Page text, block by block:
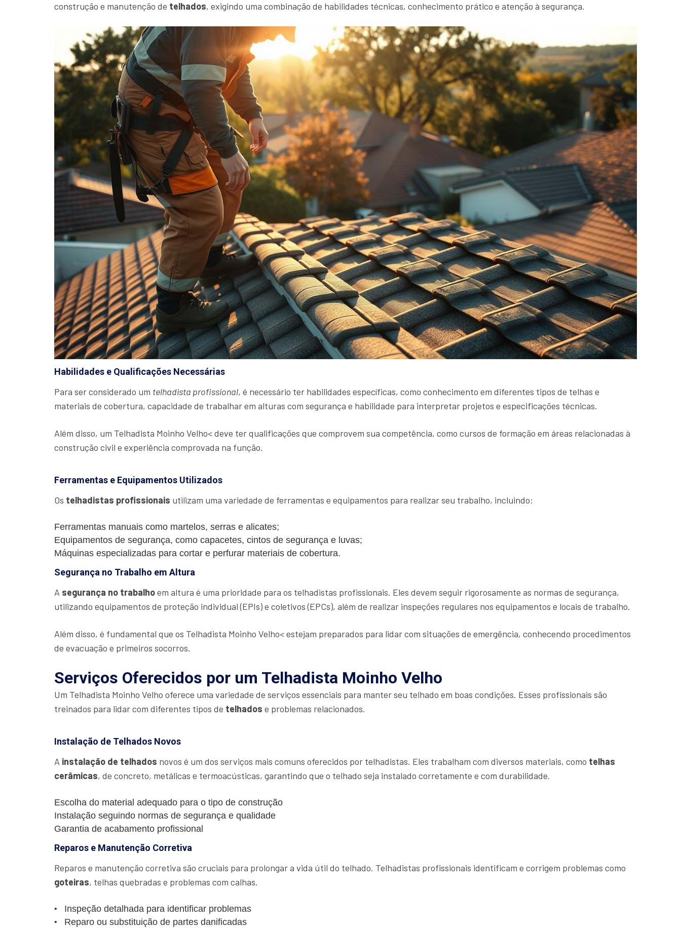
construção e manutenção de telhados, exigindo uma combinação de habilidades técnicas, conhecimento prático e atenção à segurança.
Habilidades e Qualificações Necessárias
Para ser considerado um telhadista profissional, é necessário ter habilidades específicas, como conhecimento em diferentes tipos de telhas e
materiais de cobertura, capacidade de trabalhar em alturas com segurança e habilidade para interpretar projetos e especificações técnicas.
Além disso, um Telhadista Moinho Velho< deve ter qualificações que comprovem sua competência, como cursos de formação em áreas relacionadas à
construção civil e experiência comprovada na função.
Ferramentas e Equipamentos Utilizados
Os telhadistas profissionais utilizam uma variedade de ferramentas e equipamentos para realizar seu trabalho, incluindo:
Ferramentas manuais como martelos, serras e alicates;
Equipamentos de segurança, como capacetes, cintos de segurança e luvas;
Máquinas especializadas para cortar e perfurar materiais de cobertura.
Segurança no Trabalho em Altura
A segurança no trabalhoem altura é uma prioridade para os telhadistas profissionais. Eles devem seguir rigorosamente as normas de segurança,
utilizando equipamentos de proteção individual (EPIs) e coletivos (EPCs), além de realizar inspeções regulares nos equipamentos e locais de trabalho.
Além disso, é fundamental que os Telhadista Moinho Velho< estejam preparados para lidar com situações de emergência, conhecendo procedimentos
de evacuação e primeiros socorros.
Serviços Oferecidos por um Telhadista Moinho Velho
Um Telhadista Moinho Velho oferece uma variedade de serviços essenciais para manter seu telhado em boas condições. Esses profissionais são
treinados para lidar com diferentes tipos de telhados e problemas relacionados.
Instalação de Telhados Novos
A instalação de telhados novos é um dos serviços mais comuns oferecidos por telhadistas. Eles trabalham com diversos materiais, como telhas
cerâmicas, de concreto, metálicas e termoacústicas, garantindo que o telhado seja instalado corretamente e com durabilidade.
Escolha do material adequado para o tipo de construção
Instalação seguindo normas de segurança e qualidade
Garantia de acabamento profissional
Reparos e Manutenção Corretiva
Reparos e manutenção corretiva são cruciais para prolongar a vida útil do telhado. Telhadistas profissionais identificam e corrigem problemas como
goteiras, telhas quebradas e problemas com calhas.
Inspeção detalhada para identificar problemas
Reparo ou substituição de partes danificadas